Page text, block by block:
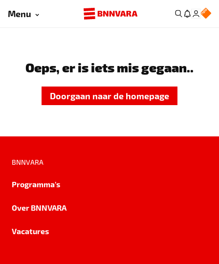
Menu
Oeps, er is iets mis gegaan..
Doorgaan naar de homepage
BNNVARA
Programma's
Over BNNVARA
Vacatures